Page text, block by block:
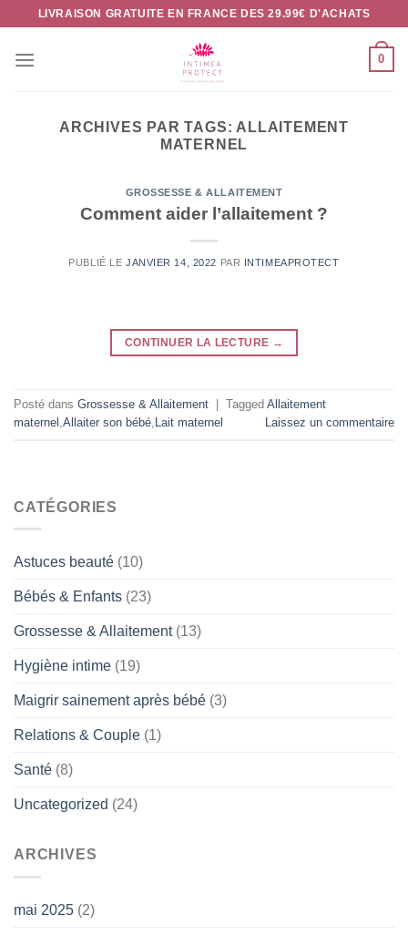
Passer
contenu
LIVRAISON GRATUITE EN FRANCE DES 29.99€ D'ACHATS
0
ARCHIVES PAR TAGS: ALLAITEMENT
MATERNEL
GROSSESSE & ALLAITEMENT
Comment aider l’allaitement ?
PUBLIÉ LE JANVIER 14, 2022 PAR INTIMEAPROTECT
CONTINUER LA LECTURE →
Posté dans Grossesse & Allaitement Tagged Allaitement
maternel Allaiter son bébé Lait maternel Laissez un commentaire
CATÉGORIES
Astuces beauté (10)
Bébés & Enfants (23)
Grossesse & Allaitement(13)
Hygiène intime (19)
Maigrir sainement après bébé (3)
Relations & Couple (1)
Santé (8)
Uncategorized (24)
ARCHIVES
mai 2025 (2)